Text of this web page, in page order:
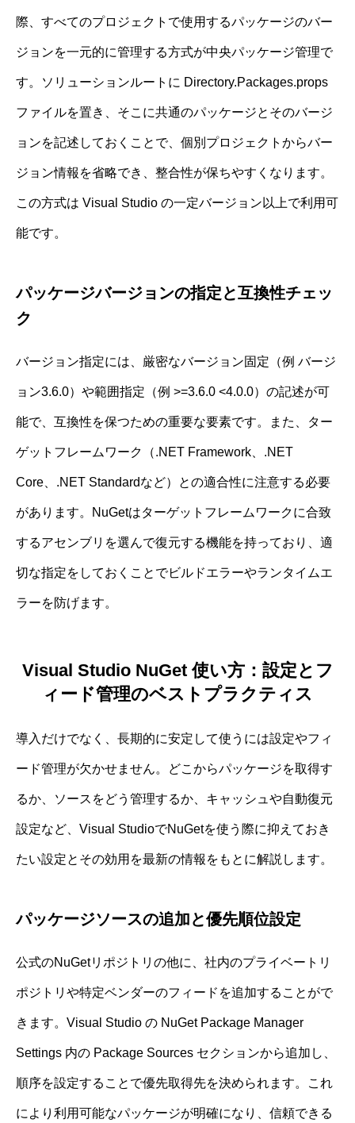
際、すべてのプロジェクトで使用するパッケージのバー
ジョンを一元的に管理する方式が中央パッケージ管理で
す。ソリューションルートに Directory.Packages.props
ファイルを置き、そこに共通のパッケージとそのバージ
ョンを記述しておくことで、個別プロジェクトからバー
ジョン情報を省略でき、整合性が保ちやすくなります。
この方式は Visual Studio の一定バージョン以上で利用可
能です。
パッケージバージョンの指定と互換性チェッ
ク
バージョン指定には、厳密なバージョン固定（例 バージ
ョン3.6.0）や範囲指定（例 >=3.6.0 <4.0.0）の記述が可
能で、互換性を保つための重要な要素です。また、ター
ゲットフレームワーク（.NET Framework、.NET
Core、.NET Standardなど）との適合性に注意する必要
があります。NuGetはターゲットフレームワークに合致
するアセンブリを選んで復元する機能を持っており、適
切な指定をしておくことでビルドエラーやランタイムエ
ラーを防げます。
Visual Studio NuGet 使い方：設定とフ
ィード管理のベストプラクティス
導入だけでなく、長期的に安定して使うには設定やフィ
ード管理が欠かせません。どこからパッケージを取得す
るか、ソースをどう管理するか、キャッシュや自動復元
設定など、Visual StudioでNuGetを使う際に抑えておき
たい設定とその効用を最新の情報をもとに解説します。
パッケージソースの追加と優先順位設定
公式のNuGetリポジトリの他に、社内のプライベートリ
ポジトリや特定ベンダーのフィードを追加することがで
きます。Visual Studio の NuGet Package Manager
Settings 内の Package Sources セクションから追加し、
順序を設定することで優先取得先を決められます。これ
により利用可能なパッケージが明確になり、信頼できる